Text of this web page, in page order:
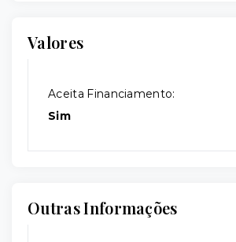
Valores
Aceita Financiamento:
Sim
Outras Informações